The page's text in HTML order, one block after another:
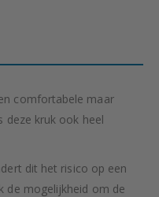
comfortabele maar
deze kruk ook heel
dit het risico op een
de mogelijkheid om de